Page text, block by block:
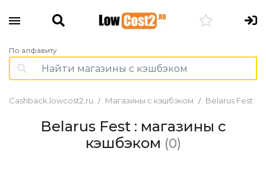
По алфавиту
Cashback.lowcost2.ru Магазины с кэшбэком Belarus Fest
Belarus Fest : магазины с
кэшбэком (0)